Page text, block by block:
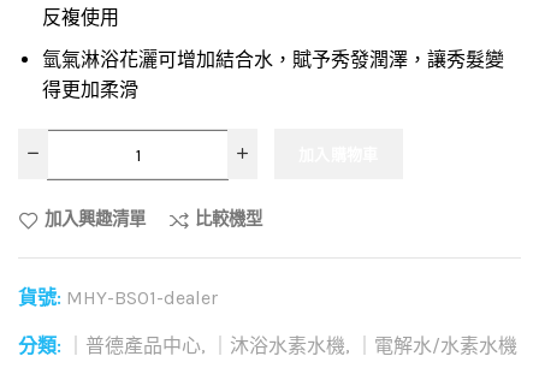
反複使用
氫氣淋浴花灑可增加結合水，賦予秀發潤澤，讓秀髮變
得更加柔滑
加入興趣清單 比較機型
貨號: MHY-BS01-dealer
分類: ｜普德產品中心, ｜沐浴水素水機, ｜電解水/水素水機